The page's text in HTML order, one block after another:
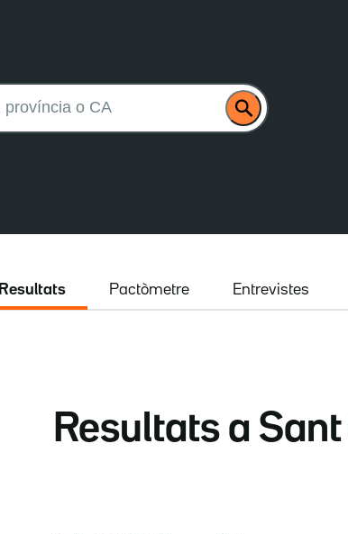
Resultats Pactòmetre Entrevistes
Resultats a